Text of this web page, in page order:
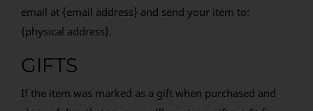
email at {email address} and send your item to:
{physical address}.
GIFTS
If the item was marked as a gift when purchased and